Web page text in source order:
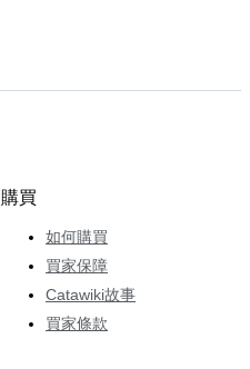
購買
如何購買
買家保障
Catawiki故事
買家條款